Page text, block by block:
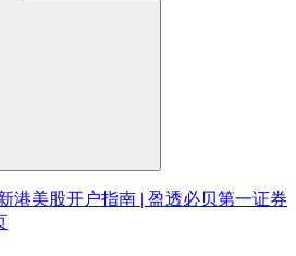
港美股开户指南 | 盈透必贝第一证券